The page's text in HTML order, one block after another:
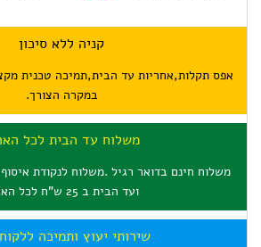
קניה ללא סיכון
אפס תקלות,אחריות עד הבית,תמיכה טכנית
במקרה הצורך.
משלוח עד הבית לכל הארץ!
ועד הבית ב 25 ש"ח לכל הארץ.
שירותי יעוץ ותמיכה